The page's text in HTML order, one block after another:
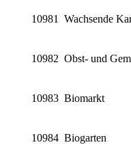
10981 Wachsende
10982 Obst- und
10983 Biomarkt
10984 Biogarten